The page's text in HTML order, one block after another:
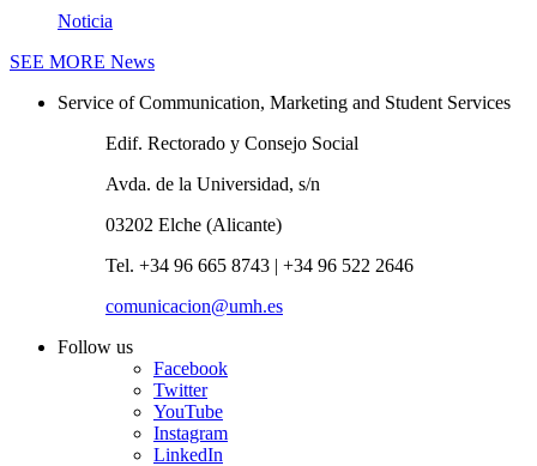
Noticia
SEE MORE News
Service of Communication, Marketing and Student Services
Edif. Rectorado y Consejo Social
Avda. de la Universidad, s/n
03202 Elche (Alicante)
Tel. +34 96 665 8743 | +34 96 522 2646
comunicacion@umh.es
Follow us
Facebook
Twitter
YouTube
Instagram
LinkedIn